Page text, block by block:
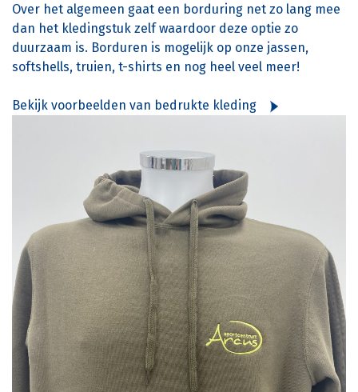
Over het algemeen gaat een borduring net zo lang mee
dan het kledingstuk zelf waardoor deze optie zo
duurzaam is. Borduren is mogelijk op onze jassen,
softshells, truien, t-shirts en nog heel veel meer!
Bekijk voorbeelden van bedrukte kleding